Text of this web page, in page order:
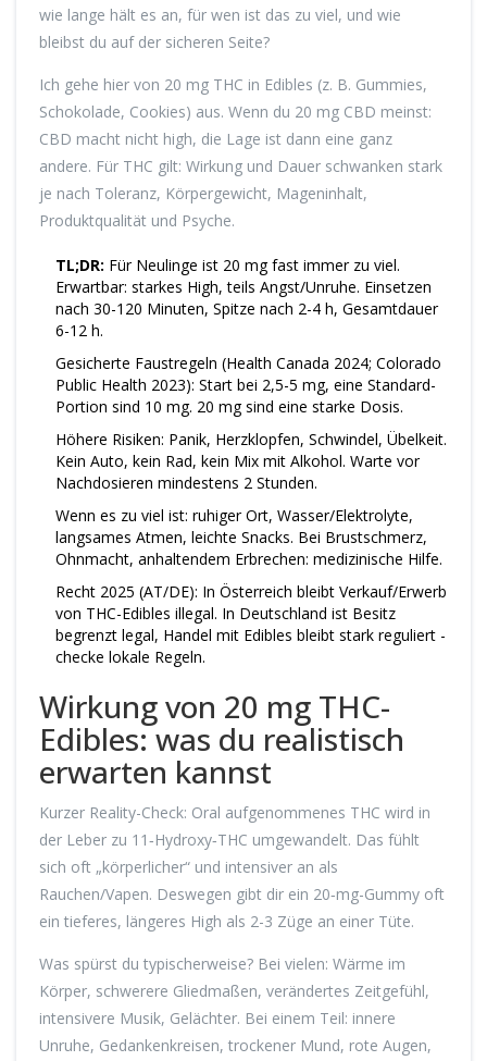
wie lange hält es an, für wen ist das zu viel, und wie
bleibst du auf der sicheren Seite?
Ich gehe hier von 20 mg THC in Edibles (z. B. Gummies,
Schokolade, Cookies) aus. Wenn du 20 mg CBD meinst:
CBD macht nicht high, die Lage ist dann eine ganz
andere. Für THC gilt: Wirkung und Dauer schwanken stark
je nach Toleranz, Körpergewicht, Mageninhalt,
Produktqualität und Psyche.
TL;DR: Für Neulinge ist 20 mg fast immer zu viel.
Erwartbar: starkes High, teils Angst/Unruhe. Einsetzen
nach 30-120 Minuten, Spitze nach 2-4 h, Gesamtdauer
6-12 h.
Gesicherte Faustregeln (Health Canada 2024; Colorado
Public Health 2023): Start bei 2,5-5 mg, eine Standard-
Portion sind 10 mg. 20 mg sind eine starke Dosis.
Höhere Risiken: Panik, Herzklopfen, Schwindel, Übelkeit.
Kein Auto, kein Rad, kein Mix mit Alkohol. Warte vor
Nachdosieren mindestens 2 Stunden.
Wenn es zu viel ist: ruhiger Ort, Wasser/Elektrolyte,
langsames Atmen, leichte Snacks. Bei Brustschmerz,
Ohnmacht, anhaltendem Erbrechen: medizinische Hilfe.
Recht 2025 (AT/DE): In Österreich bleibt Verkauf/Erwerb
von THC-Edibles illegal. In Deutschland ist Besitz
begrenzt legal, Handel mit Edibles bleibt stark reguliert -
checke lokale Regeln.
Wirkung von 20 mg THC-
Edibles: was du realistisch
erwarten kannst
Kurzer Reality-Check: Oral aufgenommenes THC wird in
der Leber zu 11‑Hydroxy‑THC umgewandelt. Das fühlt
sich oft „körperlicher“ und intensiver an als
Rauchen/Vapen. Deswegen gibt dir ein 20‑mg-Gummy oft
ein tieferes, längeres High als 2-3 Züge an einer Tüte.
Was spürst du typischerweise? Bei vielen: Wärme im
Körper, schwerere Gliedmaßen, verändertes Zeitgefühl,
intensivere Musik, Gelächter. Bei einem Teil: innere
Unruhe, Gedankenkreisen, trockener Mund, rote Augen,